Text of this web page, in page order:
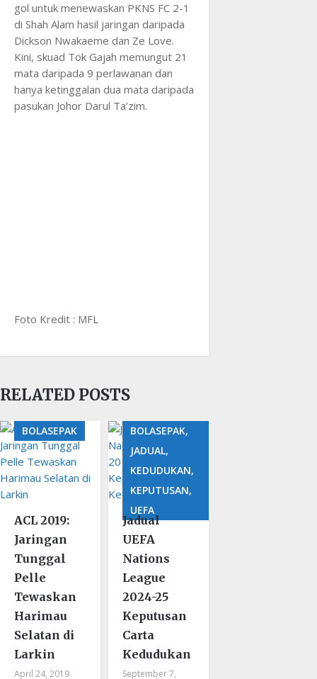
gol untuk menewaskan PKNS FC 2-1
di Shah Alam hasil jaringan daripada
Dickson Nwakaeme dan Ze Love.
Kini, skuad Tok Gajah memungut 21
mata daripada 9 perlawanan dan
hanya ketinggalan dua mata daripada
pasukan Johor Darul Ta’zim.
Foto Kredit : MFL
RELATED POSTS
BOLASEPAK
ACL 2019:
Jaringan
Tunggal
Pelle
Tewaskan
Harimau
Selatan di
Larkin
April 24, 2019
BOLASEPAK,
JADUAL,
KEDUDUKAN,
KEPUTUSAN,
UEFA
Jadual
UEFA
Nations
League
2024-25
Keputusan
Carta
Kedudukan
September 7,